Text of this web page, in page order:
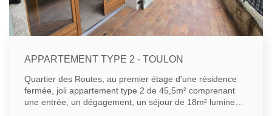
vous accompagnerons pour organiser une visite ou
obtenir plus d'informations. COUZINET IMMOBILIER,
votre agence de confiance.
APPARTEMENT TYPE 2 - TOULON
Quartier des Routes, au premier étage d'une résidence
fermée, joli appartement type 2 de 45,5m² comprenant
une entrée, un dégagement, un séjour de 18m² lumineux